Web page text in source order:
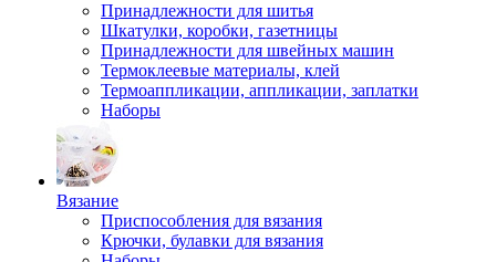
Принадлежности для шитья
Шкатулки, коробки, газетницы
Принадлежности для швейных машин
Термоклеевые материалы, клей
Термоаппликации, аппликации, заплатки
Наборы
Вязание
Приспособления для вязания
Крючки, булавки для вязания